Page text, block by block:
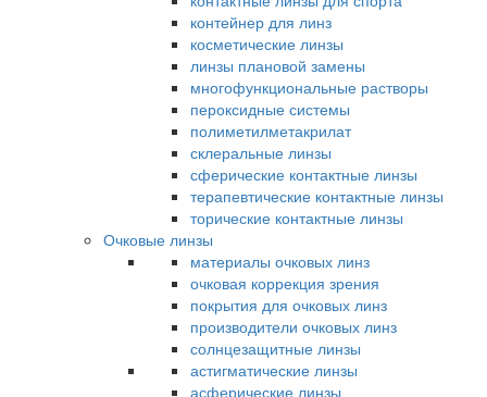
контейнер для линз
косметические линзы
линзы плановой замены
многофункциональные растворы
пероксидные системы
полиметилметакрилат
склеральные линзы
сферические контактные линзы
терапевтические контактные линзы
торические контактные линзы
Очковые линзы
материалы очковых линз
очковая коррекция зрения
покрытия для очковых линз
производители очковых линз
солнцезащитные линзы
астигматические линзы
асферические линзы